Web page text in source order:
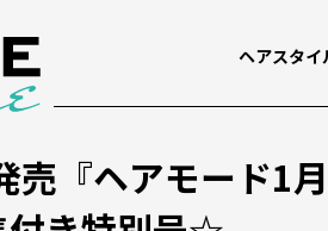
ヘアスタイ
売『ヘアモード1